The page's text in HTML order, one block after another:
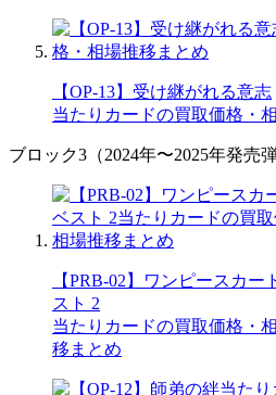
【OP-13】受け継がれる意志
当たりカードの買取価格・
ブロック3（2024年〜2025年発売弾
【PRB-02】ワンピースカー
スト 2
当たりカードの買取価格・
移まとめ